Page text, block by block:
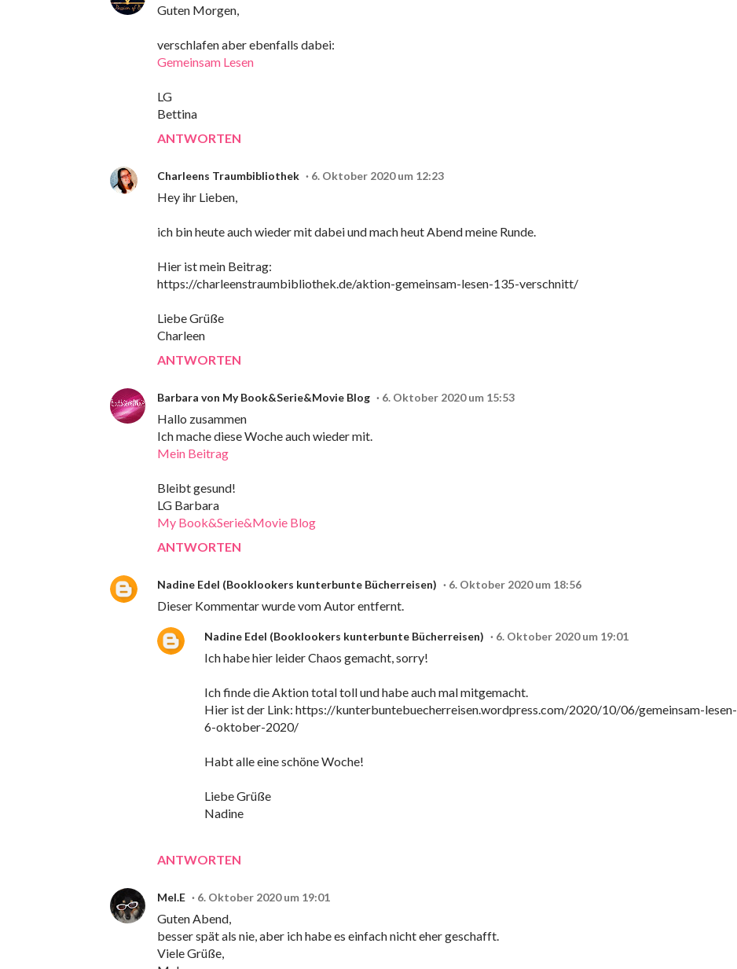
Guten Morgen,
verschlafen aber ebenfalls dabei:
Gemeinsam Lesen
LG
Bettina
ANTWORTEN
Charleens Traumbibliothek 6. Oktober 2020 um 12:23
Hey ihr Lieben,
ich bin heute auch wieder mit dabei und mach heut Abend meine Runde.
Hier ist mein Beitrag:
https://charleenstraumbibliothek.de/aktion-gemeinsam-lesen-135-verschnitt/
Liebe Grüße
Charleen
ANTWORTEN
Barbara von My Book&Serie&Movie Blog 6. Oktober 2020 um 15:53
Hallo zusammen
Ich mache diese Woche auch wieder mit.
Mein Beitrag
Bleibt gesund!
LG Barbara
My Book&Serie&Movie Blog
ANTWORTEN
Nadine Edel (Booklookers kunterbunte Bücherreisen) 6. Oktober 2020 um 18:56
Dieser Kommentar wurde vom Autor entfernt.
ANTWORTEN
Nadine Edel (Booklookers kunterbunte Bücherreisen) 6. Oktober 2020 um 19:01
Ich habe hier leider Chaos gemacht, sorry!
Ich finde die Aktion total toll und habe auch mal mitgemacht.
Hier ist der Link: https://kunterbuntebuecherreisen.wordpress.com/2020/10/06/gemeinsam-lesen-
6-oktober-2020/
Habt alle eine schöne Woche!
Liebe Grüße
Nadine
Mel.E 6. Oktober 2020 um 19:01
Guten Abend,
besser spät als nie, aber ich habe es einfach nicht eher geschafft.
Viele Grüße,